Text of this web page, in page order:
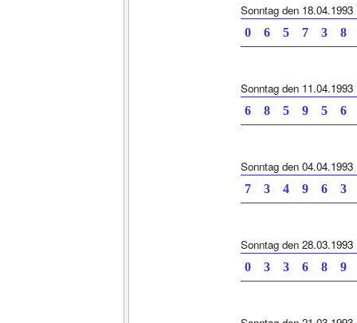
Sonntag den 18.04.1993
0 6 5 7 3
Sonntag den 11.04.1993
6 8 5 9 5
Sonntag den 04.04.1993
7 3 4 9 6
Sonntag den 28.03.1993
0 3 3 6 8